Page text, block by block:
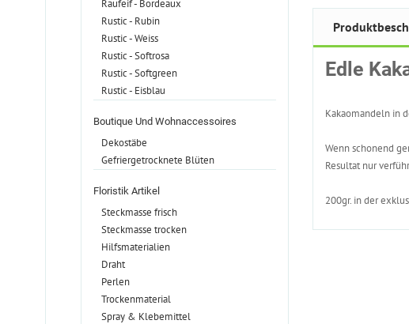
Raufeif - Bordeaux
Rustic - Rubin
Rustic - Weiss
Rustic - Softrosa
Rustic - Softgreen
Rustic - Eisblau
Boutique Und Wohnaccessoires
Dekostäbe
Gefriergetrocknete Blüten
Floristik Artikel
Steckmasse frisch
Steckmasse trocken
Hilfsmaterialien
Draht
Perlen
Trockenmaterial
Spray & Klebemittel
Edle
Kakaomandeln in
Wenn schonend
Resultat nur
200gr. in der